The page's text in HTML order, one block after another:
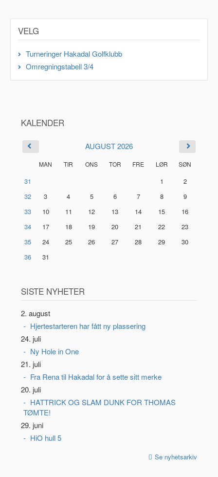
VELG
Turneringer Hakadal Golfklubb
Omregningstabell 3/4
KALENDER
AUGUST 2026
MAN TIR ONS TOR FRE LØR SØN
31 1
2
32
3 4 5 6 7 8
9
33
10 11 12 13 14 15
16
34
17 18 19 20 21 22
23
35
24 25 26 27 28 29
30
36
31
SISTE NYHETER
2. august
Hjertestarteren har fått ny plassering
24. juli
Ny Hole in One
21. juli
Fra Rena til Hakadal for å sette sitt merke
20. juli
HATTRICK OG SLAM DUNK FOR THOMAS
TØMTE!
29. juni
HiO hull 5
Se nyhetsarkiv